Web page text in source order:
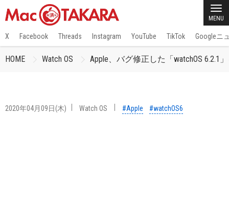
MENU
X Facebook Threads Instagram YouTube TikTok Googleニ
HOME Watch OS Apple、バグ修正した「watchOS 6.2.1
2020年04月09日(木) Watch OS #Apple #watchOS6